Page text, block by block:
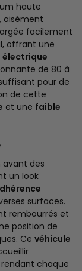
haute
aisément
facilement
offrant une
électrique
de 80 à
pour de
de cette
et une faible
des
un look
surfaces.
rembourrés et
position de
Ce véhicule
chaque